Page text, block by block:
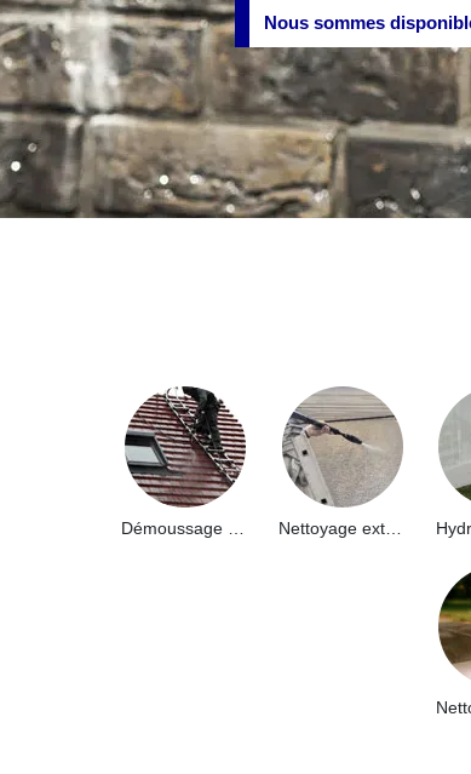
Nous sommes
Nettoyage extérieur bâtiment industriel 91